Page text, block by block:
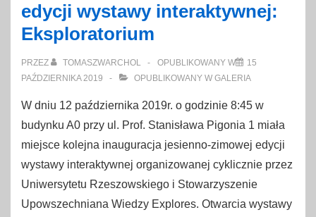
edycji wystawy interaktywnej:
Eksploratorium
PRZEZ TOMASZWARCHOL OPUBLIKOWANY W
15
PAŹDZIERNIKA 2019
OPUBLIKOWANY W GALERIA
W dniu 12 października 2019r. o godzinie 8:45 w
budynku A0 przy ul. Prof. Stanisława Pigonia 1 miała
miejsce kolejna inauguracja jesienno-zimowej edycji
wystawy interaktywnej organizowanej cyklicznie przez
Uniwersytetu Rzeszowskiego i Stowarzyszenie
Upowszechniana Wiedzy Explores. Otwarcia wystawy